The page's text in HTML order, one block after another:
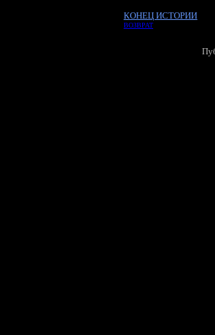
КОНЕЦ ИСТОРИИ
ВОЗВРАТ